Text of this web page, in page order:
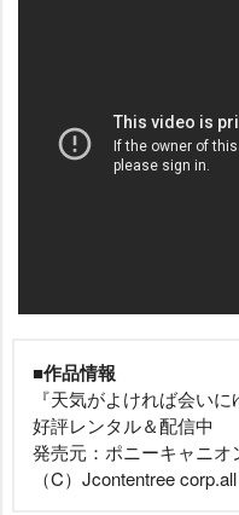
■作品情報
『天気がよければ会いに
好評レンタル＆配信中
発売元：ポニーキャニオ
（C）Jcontentree